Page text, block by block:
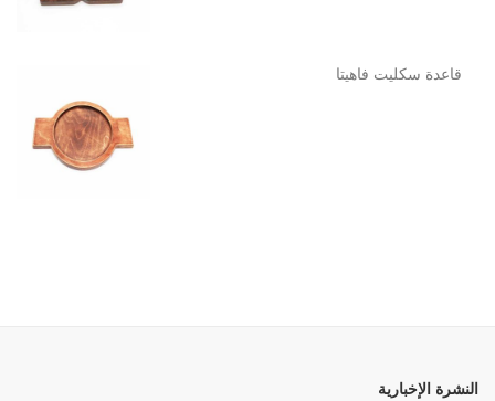
قاعدة سكليت فاهيتا
النشرة الإخبارية